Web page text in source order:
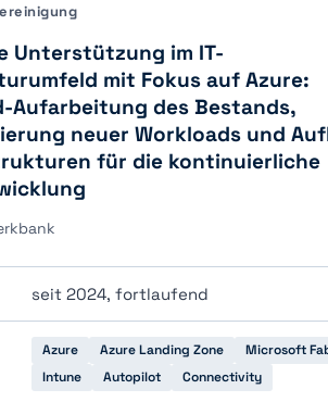
Unterstützung im IT-
mit Fokus auf Azure:
Aufarbeitung des Bestands,
neuer Workloads und
für die kontinuierliche
seit 2024, fortlaufend
Azure Azure Landing Zone Microsoft
Intune
Autopilot Connectivity